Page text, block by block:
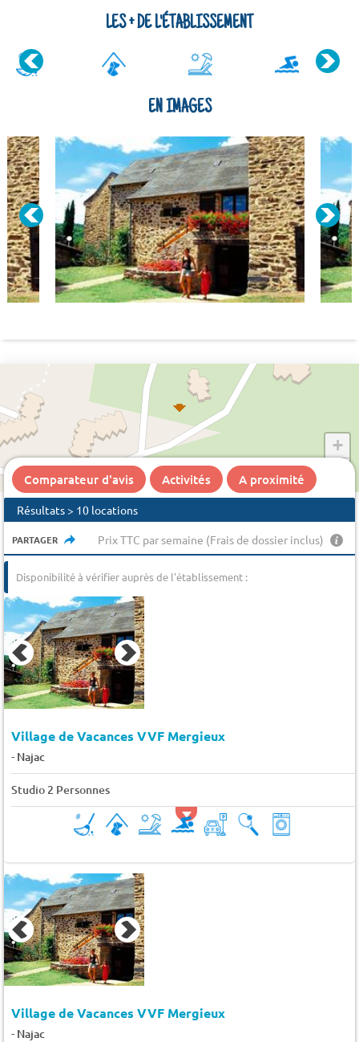
LES + DE L'ÉTABLISSEMENT
EN IMAGES
+
Comparateur d'avis Activités A proximité
Résultats > 10 locations
PARTAGER Prix TTC par semaine (Frais de dossier inclus)
Disponibilité à vérifier auprès de l'établissement :
Village de Vacances VVF Mergieux
- Najac
Studio 2 Personnes
Village de Vacances VVF Mergieux
- Najac